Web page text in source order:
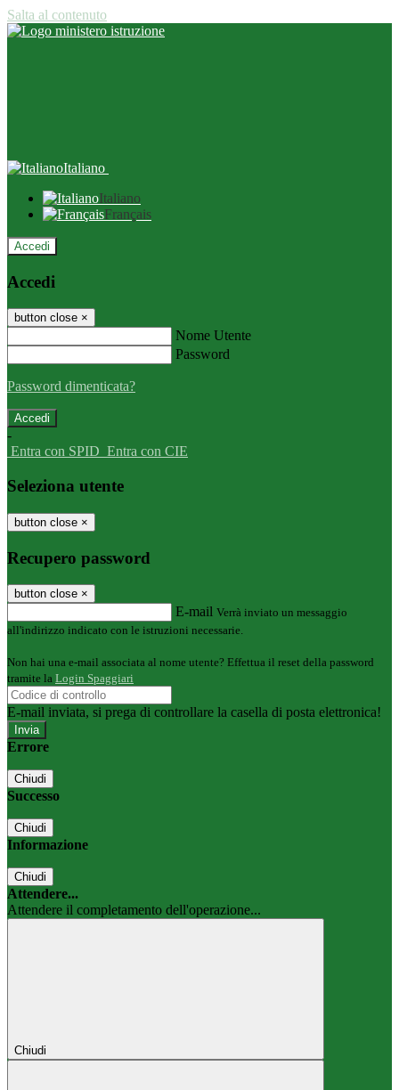
Salta al contenuto
Italiano
Italiano
Français
Accedi
Accedi
button close ×
Nome Utente
Password
Password dimenticata?
-
Entra con SPID Entra con CIE
Seleziona utente
button close ×
Recupero password
button close ×
E-mail Verrà inviato un messaggio
all'indirizzo indicato con le istruzioni necessarie.
Non hai una e-mail associata al nome utente? Effettua il reset della password
tramite la Login Spaggiari
E-mail inviata, si prega di controllare la casella di posta elettronica!
Errore
Chiudi
Successo
Chiudi
Informazione
Chiudi
Attendere...
Attendere il completamento dell'operazione...
Chiudi